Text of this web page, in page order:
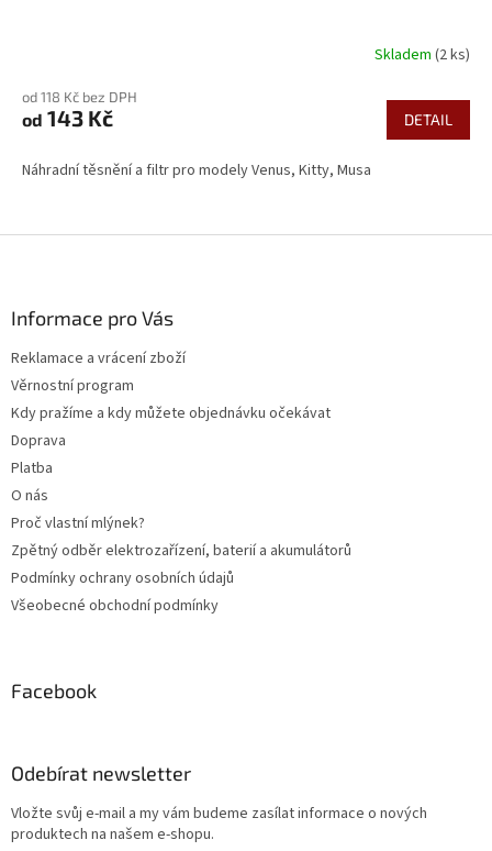
Skladem (2 ks)
od 118 Kč bez DPH
od 143 Kč DETAIL
Náhradní těsnění a filtr pro modely Venus, Kitty, Musa
Informace pro Vás
Reklamace a vrácení zboží
Věrnostní program
Kdy pražíme a kdy můžete objednávku očekávat
Doprava
Platba
O nás
Proč vlastní mlýnek?
Zpětný odběr elektrozařízení, baterií a akumulátorů
Podmínky ochrany osobních údajů
Všeobecné obchodní podmínky
Facebook
Odebírat newsletter
Vložte svůj e-mail a my vám budeme zasílat informace o nových
produktech na našem e-shopu.